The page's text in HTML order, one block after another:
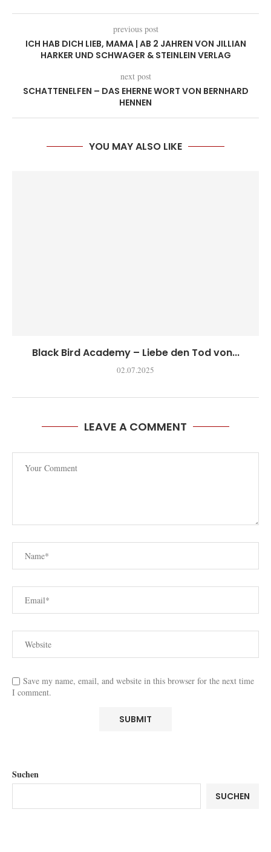
previous post
ICH HAB DICH LIEB, MAMA | AB 2 JAHREN VON JILLIAN
HARKER UND SCHWAGER & STEINLEIN VERLAG
next post
SCHATTENELFEN – DAS EHERNE WORT VON BERNHARD
HENNEN
YOU MAY ALSO LIKE
Black Bird Academy – Liebe den Tod von...
02.07.2025
LEAVE A COMMENT
Save my name, email, and website in this browser for the next time
I comment.
Suchen
SUCHEN